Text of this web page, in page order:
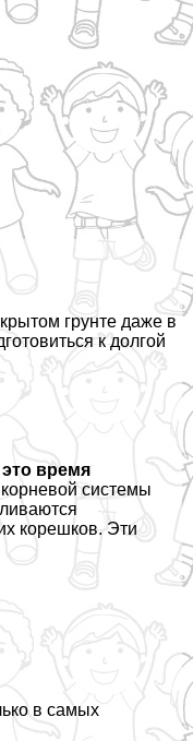
грунте даже в
к долгой
время
системы
корешков. Эти
в самых